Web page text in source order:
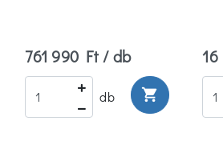
(2)
Ledvance
761 990 Ft / db
db shopping_cart